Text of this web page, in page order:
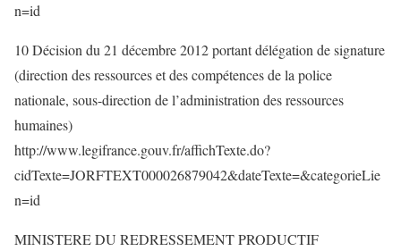
n=id
10 Décision du 21 décembre 2012 portant délégation de signature
(direction des ressources et des compétences de la police
nationale, sous-direction de l’administration des ressources
humaines)
http://www.legifrance.gouv.fr/affichTexte.do?
cidTexte=JORFTEXT000026879042&dateTexte=&categorieLie
n=id
MINISTERE DU REDRESSEMENT PRODUCTIF